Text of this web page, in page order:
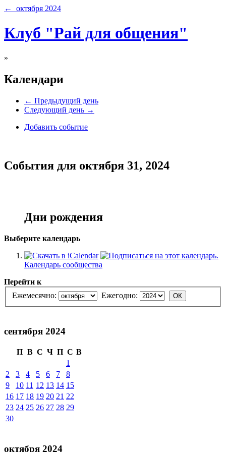
← октября 2024
Клуб "Рай для общения"
»
Календари
← Предыдущий день
Следующий день →
Добавить событие
События для октября 31, 2024
Дни рождения
Выберите календарь
Календарь сообщества
Перейти к
Ежемесячно:
Ежегодно:
сентября 2024
П В С Ч П С В
1
2
3 4 5 6 7
8
9
10 11 12 13 14 15
16 17 18 19 20 21 22
23 24 25 26 27 28 29
30
октября 2024